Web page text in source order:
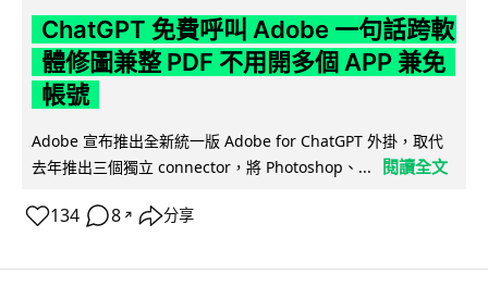
ChatGPT 免費呼叫 Adobe 一句話跨軟
體修圖兼整 PDF 不用開多個 APP 兼免
帳號
Adobe 宣布推出全新統一版 Adobe for ChatGPT 外掛，取代
去年推出三個獨立 connector，將 Photoshop、...
閱讀全文
134 8 ↗ 分享